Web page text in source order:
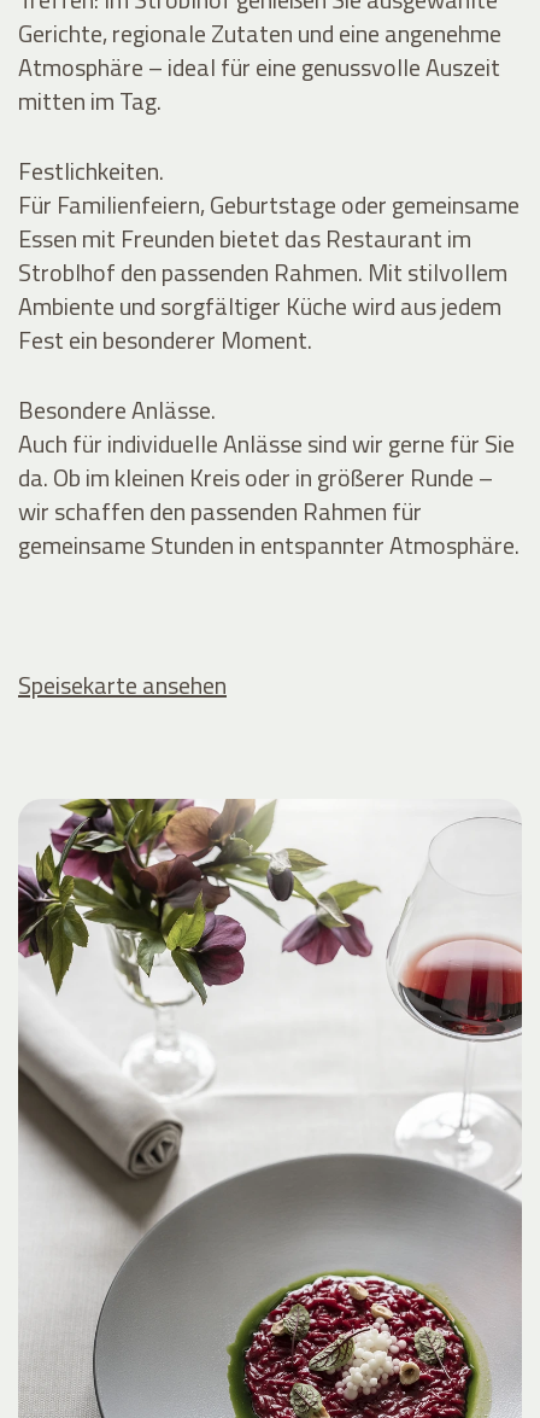
Gerichte, regionale Zutaten und eine angenehme
Atmosphäre – ideal für eine genussvolle Auszeit
mitten im Tag.
Festlichkeiten.
Für Familienfeiern, Geburtstage oder gemeinsame
Essen mit Freunden bietet das Restaurant im
Stroblhof den passenden Rahmen. Mit stilvollem
Ambiente und sorgfältiger Küche wird aus jedem
Fest ein besonderer Moment.
Besondere Anlässe.
Auch für individuelle Anlässe sind wir gerne für Sie
da. Ob im kleinen Kreis oder in größerer Runde –
wir schaffen den passenden Rahmen für
gemeinsame Stunden in entspannter Atmosphäre.
Speisekarte ansehen